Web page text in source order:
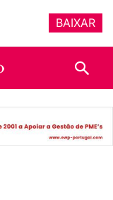
BAIXAR